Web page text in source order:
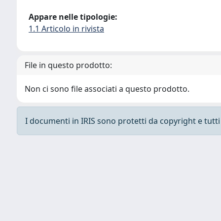
Appare nelle tipologie:
1.1 Articolo in rivista
File in questo prodotto:
Non ci sono file associati a questo prodotto.
I documenti in IRIS sono protetti da copyright e